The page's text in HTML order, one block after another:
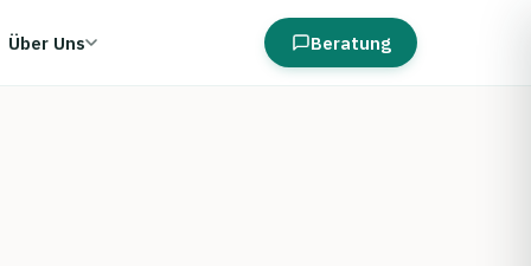
Über Uns Beratung